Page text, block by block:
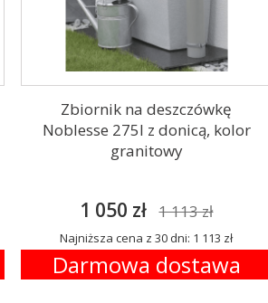
Zbiornik na deszczówkę
Noblesse 275l z donicą, kolor
granitowy
1 050 zł 1 113 zł
Najniższa cena z 30 dni: 1 113 zł
Darmowa dostawa